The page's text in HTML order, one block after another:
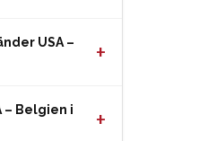
USA –
+
– Belgien i
+